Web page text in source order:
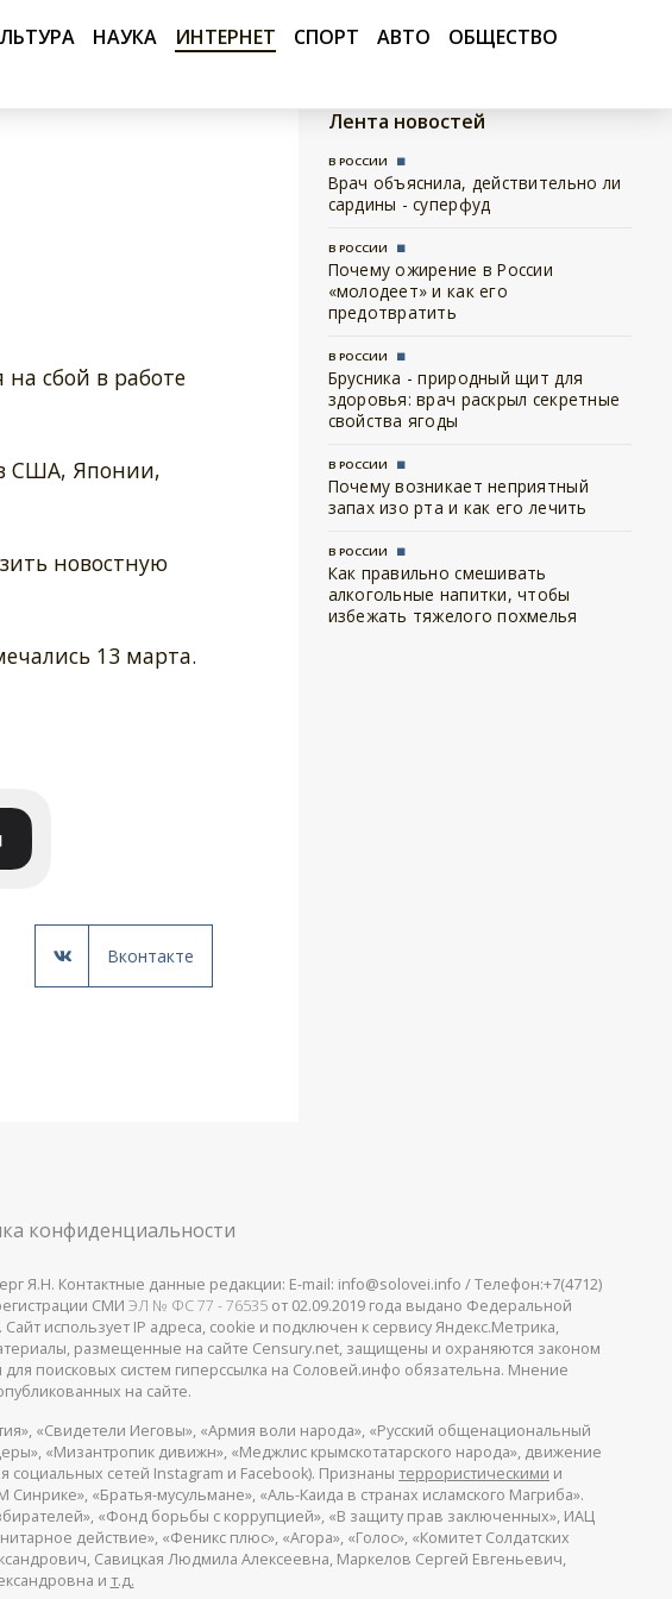
НАУКА ИНТЕРНЕТ СПОРТ АВТО ОБЩЕСТВО
сбой в работе
США, Японии,
новостную
13 марта.
Вконтакте
Лента новостей
В РОССИИ
Врач объяснила, действительно ли
сардины - суперфуд
В РОССИИ
Почему ожирение в России
«молодеет» и как его
предотвратить
В РОССИИ
Брусника - природный щит для
здоровья: врач раскрыл секретные
свойства ягоды
В РОССИИ
Почему возникает неприятный
запах изо рта и как его лечить
В РОССИИ
Как правильно смешивать
алкогольные напитки, чтобы
избежать тяжелого похмелья
конфиденциальности
Я.Н. Контактные данные редакции: E-mail: info@solovei.info / Телефон:+7(4712)
СМИ ЭЛ № ФС 77 - 76535 от 02.09.2019 года выдано Федеральной
использует IP адреса, cookie и подключен к сервису Яндекс.Метрика,
размещенные на сайте Censury.net, защищены и охраняются законом
поисковых систем гиперссылка на Соловей.инфо обязательна. Мнение
на сайте.
«Свидетели Иеговы», «Армия воли народа», «Русский общенациональный
«Мизантропик дивижн», «Меджлис крымскотатарского народа», движение
социальных сетей Instagram и Facebook). Признаны террористическими и
«Братья-мусульмане», «Аль-Каида в странах исламского Магриба».
«Фонд борьбы с коррупцией», «В защиту прав заключенных», ИАЦ
действие», «Феникс плюс», «Агора», «Голос», «Комитет Солдатских
Савицкая Людмила Алексеевна, Маркелов Сергей Евгеньевич,
и т.д.